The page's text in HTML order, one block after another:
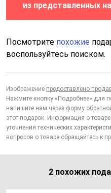
из представленных
Посмотрите похожие
воспользуйтесь поиском.
Изображение предоставлено
Нажмите кнопку «Подробнее» для
напишите нам через форму
этот подарок. Информация о
уточнения технических
вопросов о товаре обращайтесь к
2 похожих